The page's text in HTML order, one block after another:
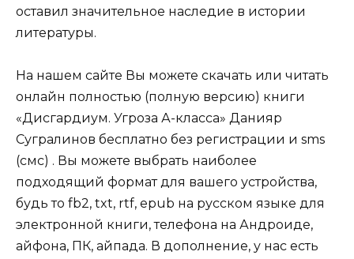
оставил значительное наследие в истории
литературы.
На нашем сайте Вы можете скачать или читать
онлайн полностью (полную версию) книги
«Дисгардиум. Угроза А-класса» Данияр
Сугралинов бесплатно без регистрации и sms
(смс) . Вы можете выбрать наиболее
подходящий формат для вашего устройства,
будь то fb2, txt, rtf, epub на русском языке для
электронной книги, телефона на Андроиде,
айфона, ПК, айпада. В дополнение, у нас есть